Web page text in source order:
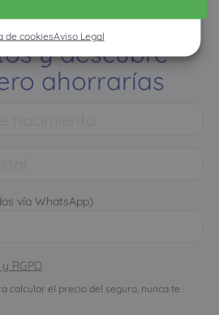
de cookiesAviso Legal
y descubre
ahorrarías
vía WhatsApp)
RGPD
calcular el precio del seguro, nunca te